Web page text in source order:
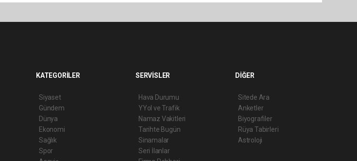
KATEGORİLER
Siyaset
Gündem
Dünya
Ekonomi
Sağlık
Spor
SERVİSLER
Hava Durumu
YYol ve Trafik
Namaz Vakitleri
Tarihte Bugün
Sinamalar
Seri İlanlar
DİĞER
Sitede Ara
Anketler
Biyografiler
Rüya Tabirleri
Astroloji